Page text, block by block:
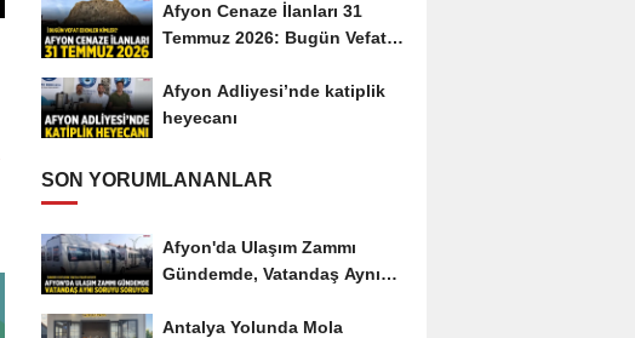
Afyon Cenaze İlanları 31
Temmuz 2026: Bugün Vefat
Afyon Adliyesi’nde katiplik
heyecanı
SON YORUMLANANLAR
Afyon'da Ulaşım Zammı
Gündemde, Vatandaş Aynı
Antalya Yolunda Mola